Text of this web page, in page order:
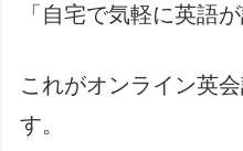
「自宅で気軽に英語が
これがオンライン英
す。